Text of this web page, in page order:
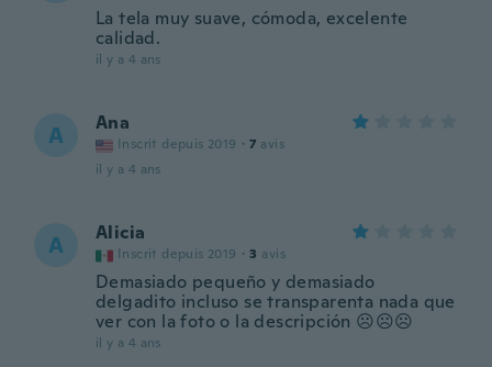
La tela muy suave, cómoda, excelente
calidad.
il y a 4 ans
A Ana
Inscrit depuis 2019 · 7 avis
il y a 4 ans
A Alicia
Inscrit depuis 2019 · 3 avis
Demasiado pequeño y demasiado
delgadito incluso se transparenta nada que
ver con la foto o la descripción ☹️☹️☹️
il y a 4 ans